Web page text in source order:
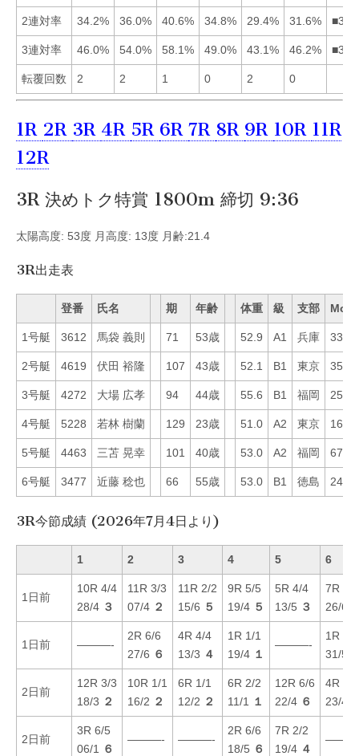
2連対率 34.2% 36.0% 40.6% 34.8% 29.4% 31.6%
3連対率 46.0% 54.0% 58.1% 49.0% 43.1% 46.2%
転覆回数 2 2 1 0 2 0
1R 2R 3R 4R 5R 6R 7R 8R 9R 10R 11R
12R
3R 決めトク特賞 1800m 締切 9:36
太陽高度: 53度 月高度: 13度 月齢:21.4
3R出走表
登番 氏名 期 年齢 体重 級 支部 Mo
1号艇 3612 馬袋 義則 71 53歳 52.9 A1 兵庫 33
2号艇 4619 伏田 裕隆 107 43歳 52.1 B1 東京 35
3号艇 4272 大場 広孝 94 44歳 55.6 B1 福岡 25
4号艇 5228 若林 樹蘭 129 23歳 51.0 A2 東京 16
5号艇 4463 三苫 晃幸 101 40歳 53.0 A2 福岡 67
6号艇 3477 近藤 稔也 66 55歳 53.0 B1 徳島 24
3R今節成績 (2026年7月4日より)
1 2 3 4 5 6
1日前
10R 4/4
28/4 ３
11R 3/3
07/4 ２
11R 2/2
15/6 ５
9R 5/5
19/4 ５
5R 4/4
13/5 ３
7R 5/5
26/6
1日前 ———-
2R 6/6
27/6 ６
4R 4/4
13/3 ４
1R 1/1
19/4 １
———-
1R 2/2
31/5
2日前
12R 3/3
18/3 ２
10R 1/1
16/2 ２
6R 1/1
12/2 ２
6R 2/2
11/1
１
12R 6/6
22/4 ６
4R 3/3
23/4
2日前
3R 6/5
06/1
６
———- ———-
2R 6/6
18/5 ６
7R 2/2
19/4 ４